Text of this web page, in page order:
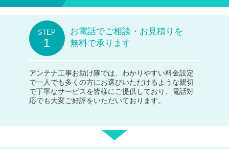
お電話でご相談・お見積りを
無料で承ります
アンテナ工事お助け隊では、わかりやすい料金設定
で一人でも多くの方にお選びいただけるような親切
で丁寧なサービスを皆様にご提供しており、電話対
応でも大変ご好評をいただいております。